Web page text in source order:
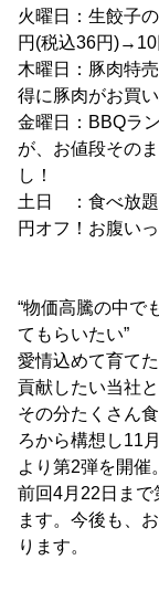
火曜日：生餃子
円(税込36円
木曜日：豚肉特
得に豚肉がお買
金曜日：BBQラ
が、お値段その
し！
土日 ：食べ放
円オフ！お腹い
“物価高騰の中で
てもらいたい”
愛情込めて育て
貢献したい当社
その分たくさん
ろから構想し11
より第2弾を開催。
前回4月22日まで
ます。今後も、
ります。